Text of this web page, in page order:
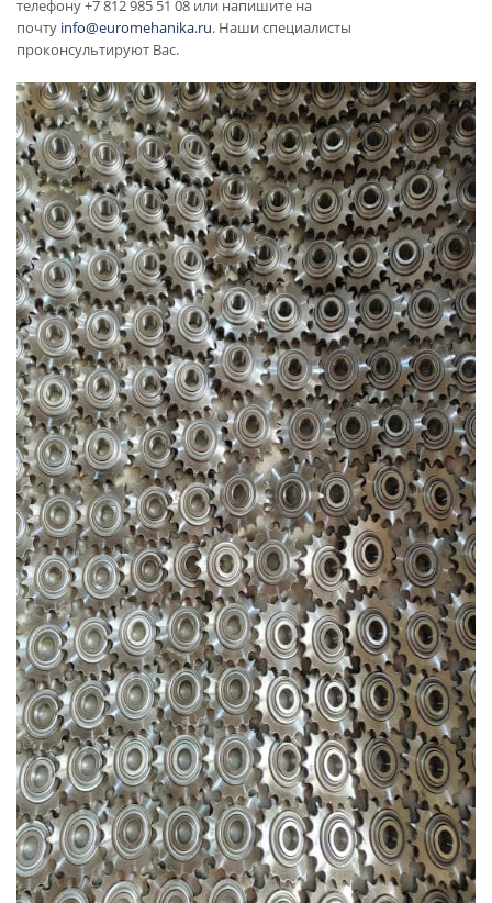
телефону +7 812 985 51 08 или напишите на
почту info@euromehanika.ru. Наши специалисты
проконсультируют Вас.